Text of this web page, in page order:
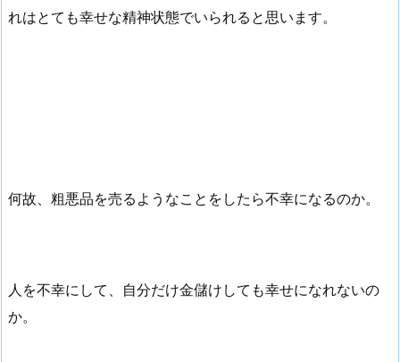
れはとても幸せな精神状態でいられると思います。
何故、粗悪品を売るようなことをしたら不幸になるのか。
人を不幸にして、自分だけ金儲けしても幸せになれないの
か。